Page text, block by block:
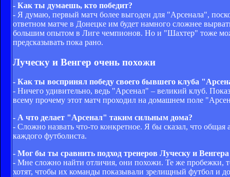
- Как ты думаешь, кто победит?
- Я думаю, первый матч более выгоден для "Арсенала",
ответном матче в До­нецке им будет намного сложнее
большим опытом в Лиге чемпионов. Но и "Шахтер" тоже
предсказывать пока рано.
Луческу и Венгер очень похожи
- Как ты воспринял победу своего бывшего клуба
- Ничего удивительно, ведь "Арсенал" – великий клуб.
всему прочему этот матч проходил на домашнем поле
- А что делает "Арсенал" таким сильным дома?
- Сложно назвать что-то конкретное. Я бы сказал, что
каждого футболиста.
- Мог бы ты сравнить подход тренеров Луческу и
- Мне сложно найти отличия, они похожи. Те же пробежки,
хотят, чтобы их команды показывали зрелищный футбол и